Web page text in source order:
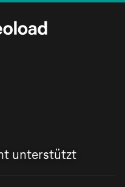
unterstützt